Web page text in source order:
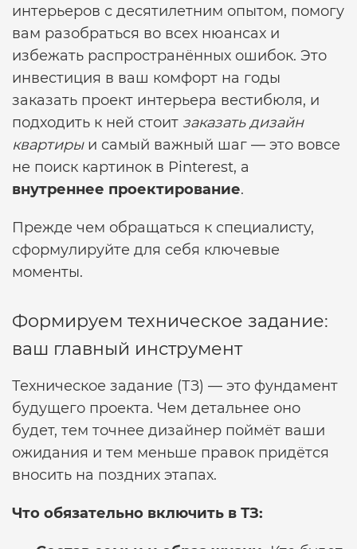
интерьеров с десятилетним опытом, помогу
вам разобраться во всех нюансах и
избежать распространённых ошибок. Это
инвестиция в ваш комфорт на годы
заказать проект интерьера вестибюля, и
подходить к ней стоит заказать дизайн
квартирыи самый важный шаг — это вовсе
не поиск картинок в Pinterest, а
внутреннее проектирование.
Прежде чем обращаться к специалисту,
сформулируйте для себя ключевые
моменты.
Формируем техническое задание:
ваш главный инструмент
Техническое задание (ТЗ) — это фундамент
будущего проекта. Чем детальнее оно
будет, тем точнее дизайнер поймёт ваши
ожидания и тем меньше правок придётся
вносить на поздних этапах.
Что обязательно включить в ТЗ: